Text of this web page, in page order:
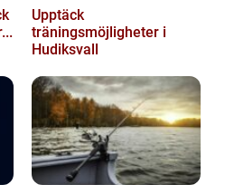
Upptäck
träningsmöjligheter i
Hudiksvall